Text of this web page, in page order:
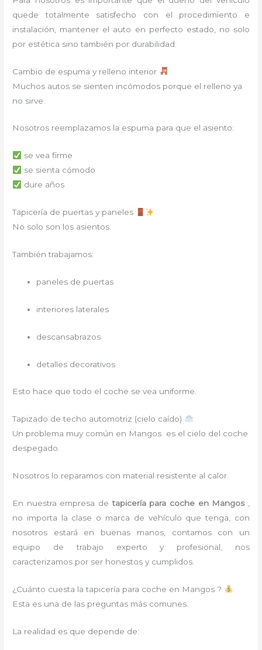
quede totalmente satisfecho con el procedimiento e
instalación, mantener el auto en perfecto estado, no solo
por estética sino también por durabilidad.
Cambio de espuma y relleno interior
Muchos autos se sienten incómodos porque el relleno ya
no sirve.
Nosotros reemplazamos la espuma para que el asiento:
se vea firme
se sienta cómodo
dure años
Tapicería de puertas y paneles
No solo son los asientos.
También trabajamos:
paneles de puertas
interiores laterales
descansabrazos
detalles decorativos
Esto hace que todo el coche se vea uniforme.
Tapizado de techo automotriz (cielo caído)
Un problema muy común en Mangos es el cielo del coche
despegado.
Nosotros lo reparamos con material resistente al calor.
En nuestra empresa detapicería para cocheen Mangos
no importa la clase o marca de vehículo que tenga, con
nosotros estará en buenas manos, contamos con un
equipo de trabajo experto y profesional, nos
caracterizamos por ser honestos y cumplidos.
¿Cuánto cuesta la tapicería para coche en Mangos ?
Esta es una de las preguntas más comunes.
La realidad es que depende de: